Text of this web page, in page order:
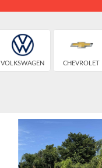
VOLKSWAGEN CHEVROLET